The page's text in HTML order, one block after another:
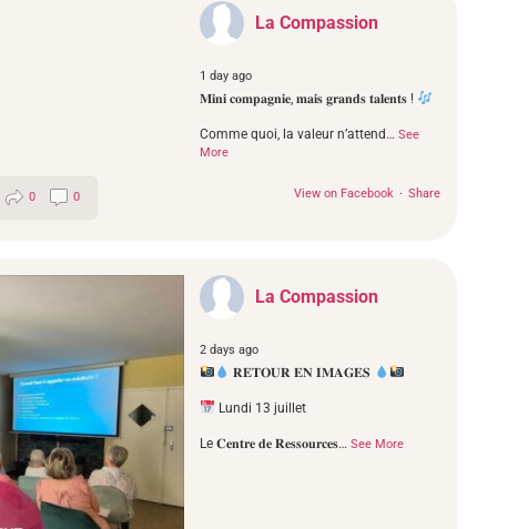
La Compassion
1 day ago
𝐌𝐢𝐧𝐢 𝐜𝐨𝐦𝐩𝐚𝐠𝐧𝐢𝐞, 𝐦𝐚𝐢𝐬 𝐠𝐫𝐚𝐧𝐝𝐬 𝐭𝐚𝐥𝐞𝐧𝐭𝐬 !
Comme quoi, la valeur n’attend … See
More
View on Facebook · Share
0 0
La Compassion
2 days ago
𝐑𝐄𝐓𝐎𝐔𝐑 𝐄𝐍 𝐈𝐌𝐀𝐆𝐄𝐒
Lundi 13 juillet
Le 𝐂𝐞𝐧𝐭𝐫𝐞 𝐝𝐞 𝐑𝐞𝐬𝐬𝐨𝐮𝐫𝐜𝐞𝐬… See More